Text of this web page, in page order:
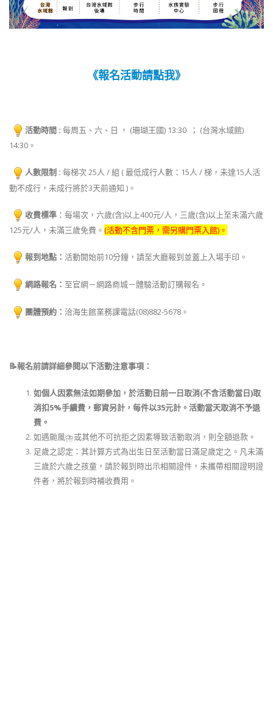
《報名活動請點我》
活動時間 : 每周五、六、日 ， (珊瑚王國) 13:30 ； (台灣水域館)
14:30。
人數限制 : 每梯次 25人 / 組 ( 最低成行人數：15人 / 梯，未達15人活
動不成行，未成行將於3天前通知 )。
收費標準 ：每場次，六歲(含)以上400元/人，三歲(含)以上至未滿六歲
125元/人，未滿三歲免費。 (活動不含門票，需另購門票入館)。
報到地點： 活動開始前10分鐘，請至大廳報到並蓋上入場手印。
網路報名： 至官網－網路商城－體驗活動訂購報名。
團體預約： 洽海生館業務課電話(08)882-5678。
📝報名前請詳細參閱以下活動注意事項：
如個人因素無法如期參加，於活動日前一日取消(不含活動當日)取
消扣5%手續費，郵資另計，每件以35元計。活動當天取消不予退
費。
如遇颱風⛈或其他不可抗拒之因素導致活動取消，則全額退款。
足歲之認定：其計算方式為出生日至活動當日滿足歲定之。凡未滿
三歲於六歲之孩童，請於報到時出示相關證件，未攜帶相關證明證
件者，將於報到時補收費用。